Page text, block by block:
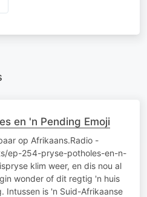
en 'n Pending Emoji
op Afrikaans.Radio -
ep-254-pryse-potholes-en-n-
klim weer, en dis nou al
wonder of dit regtig 'n huis
Intussen is 'n Suid-Afrikaanse